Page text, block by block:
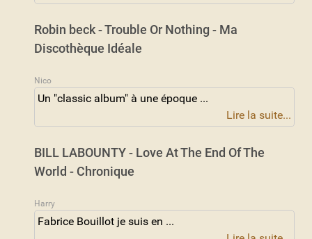
Robin beck - Trouble Or Nothing - Ma
Discothèque Idéale
Nico
Un "classic album" à une époque ...
Lire la suite...
BILL LABOUNTY - Love At The End Of The
World - Chronique
Harry
Fabrice Bouillot je suis en ...